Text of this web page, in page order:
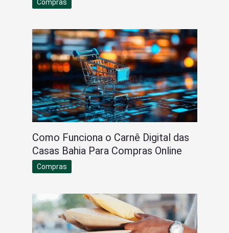
Compras
Como Funciona o Carnê Digital das
Casas Bahia Para Compras Online
Compras